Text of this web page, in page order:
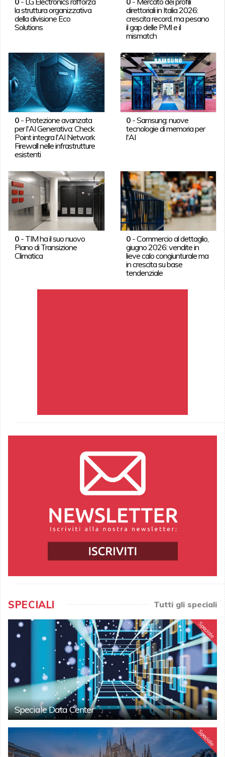
la struttura organizzativa
della divisione Eco
Solutions
direttoriali in Italia 2026:
crescita record, ma pesano
il gap delle PMI e il
mismatch
0- Protezione avanzata
per l'AI Generativa: Check
Point integra l'AI Network
Firewall nelle infrastrutture
esistenti
0 -Samsung: nuove
tecnologie di memoria per
l'AI
0- TIM ha il suo nuovo
Piano di Transizione
Climatica
0 -Commercio al dettaglio,
giugno 2026: vendite in
lieve calo congiunturale ma
in crescita su base
tendenziale
SPECIALI Tutti gli speciali
Speciale
Speciale Data Center
Speciale